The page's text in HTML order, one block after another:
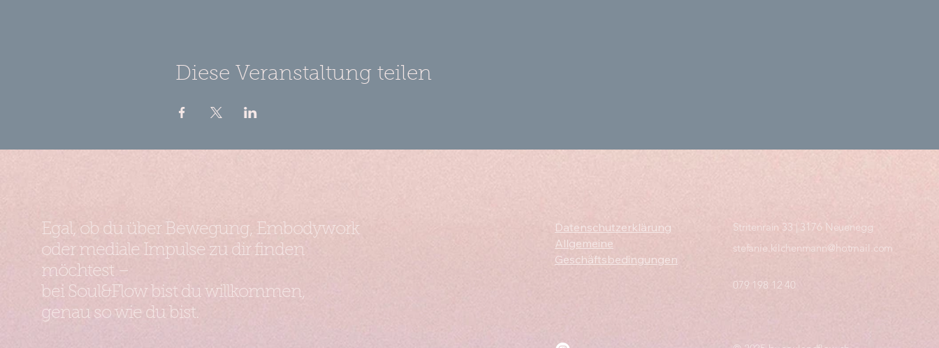
Diese Veranstaltung teilen
Egal, ob du über Bewegung, Embodywork
oder mediale Impulse zu dir finden
möchtest –
bei Soul&Flow bist du willkommen,
genau so wie du bist.
Datenschutzerklärung
Allgemeine
Geschäftsbedingungen
Stritenrain 33 | 3176 Neuenegg
stefanie.kilchenmann@hotmail.com
079 198 12 40